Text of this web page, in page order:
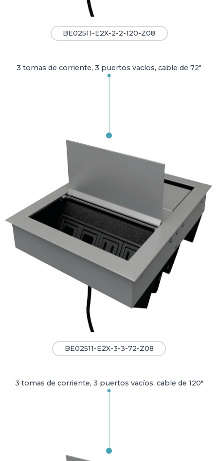
BE02511-E2X-2-2-120-Z08
3 tomas de corriente, 3 puertos vacíos, cable de 72"
BE02511-E2X-3-3-72-Z08
3 tomas de corriente, 3 puertos vacíos, cable de 120"